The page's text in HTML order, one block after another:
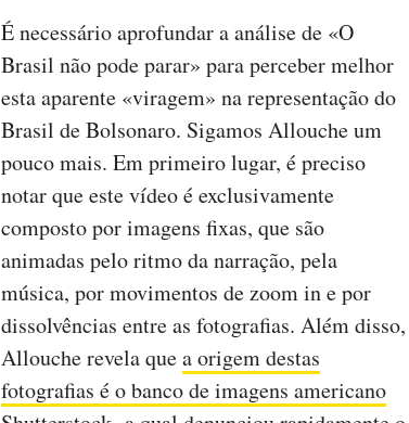
É necessário aprofundar a análise de «O
Brasil não pode parar» para perceber melhor
esta aparente «viragem» na representação do
Brasil de Bolsonaro. Sigamos Allouche um
pouco mais. Em primeiro lugar, é preciso
notar que este vídeo é exclusivamente
composto por imagens fixas, que são
animadas pelo ritmo da narração, pela
música, por movimentos de zoom in e por
dissolvências entre as fotografias. Além disso,
Allouche revela quea origem destas
fotografias é o banco de imagens americano